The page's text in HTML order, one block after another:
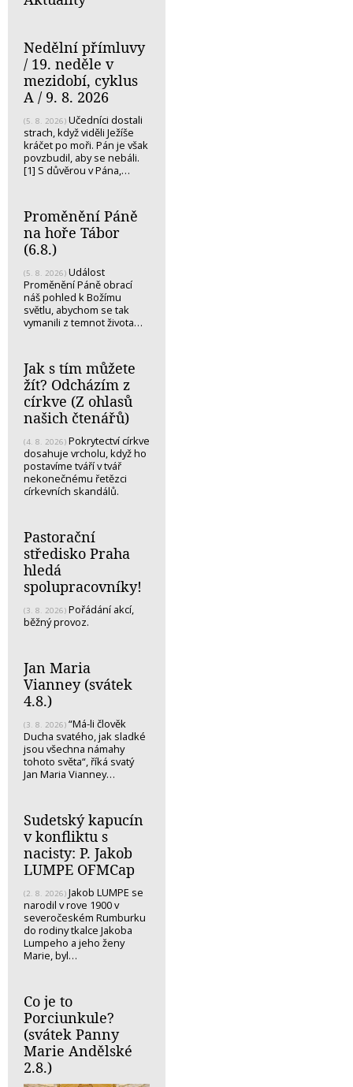
Nedělní přímluvy
/ 19. neděle v
mezidobí, cyklus
A / 9. 8. 2026
(5. 8. 2026) Učedníci dostali
strach, když viděli Ježíše
kráčet po moři. Pán je však
povzbudil, aby se nebáli.
[1] S důvěrou v Pána,…
Proměnění Páně
na hoře Tábor
(6.8.)
(5. 8. 2026) Událost
Proměnění Páně obrací
náš pohled k Božímu
světlu, abychom se tak
vymanili z temnot života…
Jak s tím můžete
žít? Odcházím z
církve (Z ohlasů
našich čtenářů)
(4. 8. 2026) Pokrytectví církve
dosahuje vrcholu, když ho
postavíme tváří v tvář
nekonečnému řetězci
církevních skandálů.
Pastorační
středisko Praha
hledá
spolupracovníky!
(3. 8. 2026) Pořádání akcí,
běžný provoz.
Jan Maria
Vianney (svátek
4.8.)
(3. 8. 2026) “Má-li člověk
Ducha svatého, jak sladké
jsou všechna námahy
tohoto světa“, říká svatý
Jan Maria Vianney…
Sudetský kapucín
v konfliktu s
nacisty: P. Jakob
LUMPE OFMCap
(2. 8. 2026) Jakob LUMPE se
narodil v rove 1900 v
severočeském Rumburku
do rodiny tkalce Jakoba
Lumpeho a jeho ženy
Marie, byl…
Co je to
Porciunkule?
(svátek Panny
Marie Andělské
2.8.)